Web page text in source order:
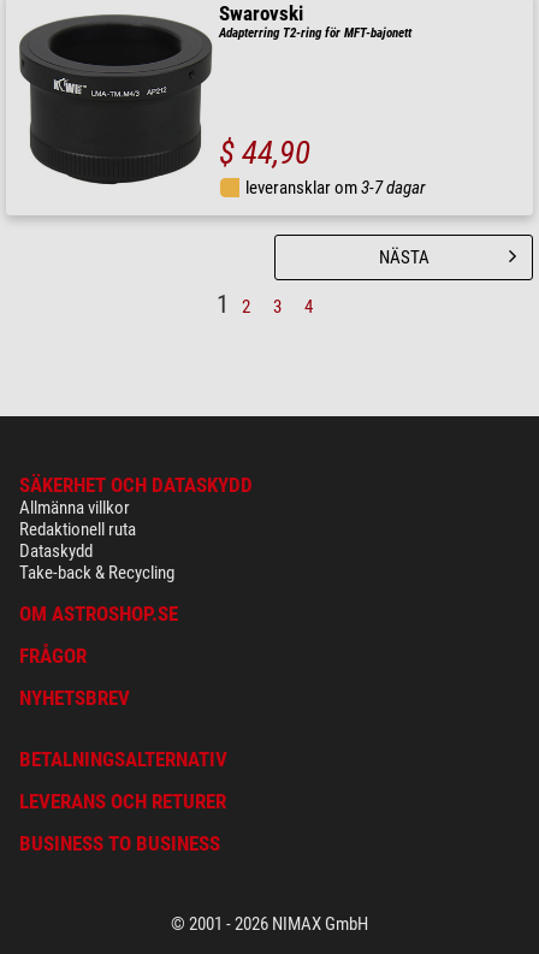
Swarovski
Adapterring T2-ring för MFT-bajonett
$ 44,90
leveransklar om3-7 dagar
1 2 3 4
NÄSTA
SÄKERHET OCH DATASKYDD
Allmänna villkor
Redaktionell ruta
Dataskydd
Take-back & Recycling
OM ASTROSHOP.SE
FRÅGOR
NYHETSBREV
BETALNINGSALTERNATIV
LEVERANS OCH RETURER
BUSINESS TO BUSINESS
© 2001 - 2026 NIMAX GmbH